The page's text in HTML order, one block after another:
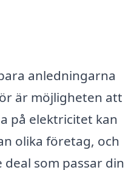
anledningarna
är möjligheten att
på elektricitet kan
olika företag, och
som passar din